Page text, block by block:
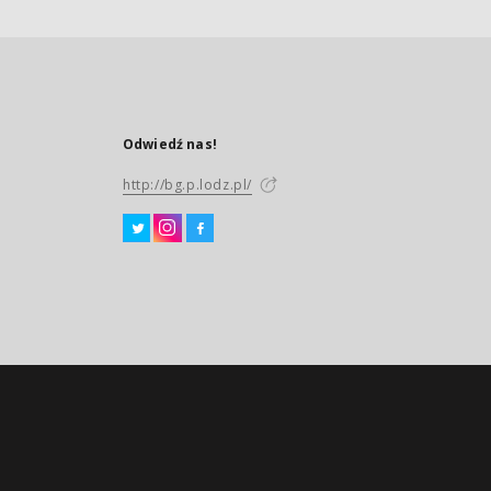
Odwiedź nas!
http://bg.p.lodz.pl/